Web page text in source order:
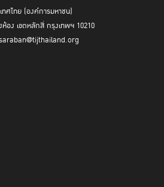
ะชุมได้เน้นย้ำถึงเส้นทางสู่เรือนจำของผู้ต้องขัง
อมล้ำทางเศรษฐกิจและสังคม ความเปราะ
ที่ถูกกำหนดโดยสังคม ตลอดจนผลกระทบที่ไม่
สู่กระบวนการยุติธรรมทางอาญา โดยมีผู้
ศไทย (องค์การมหาชน)
อง เขตหลักสี่ กรุงเทพฯ 10210